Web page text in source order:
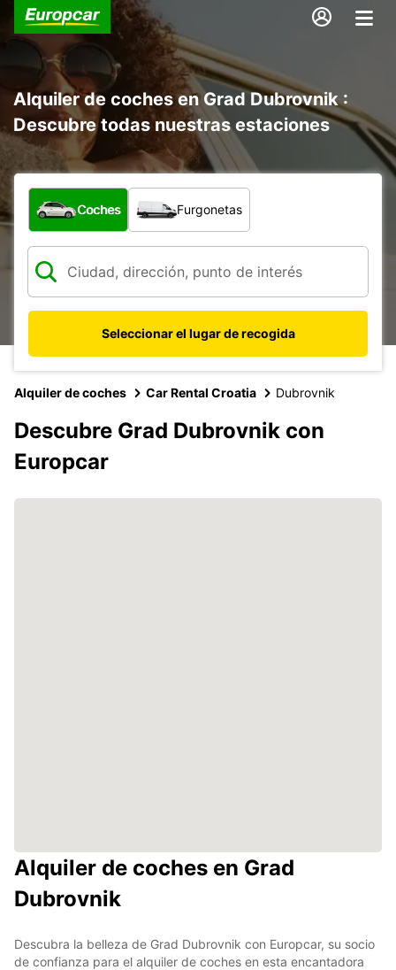
Alquiler de coches en Grad Dubrovnik :
Descubre todas nuestras estaciones
¿Qué tipo de vehículo?
Coches Furgonetas
Seleccionar el lugar de recogida
Alquiler de coches Car Rental Croatia Dubrovnik
Descubre Grad Dubrovnik con
Europcar
Alquiler de coches en Grad
Dubrovnik
Descubra la belleza de Grad Dubrovnik con Europcar, su socio
de confianza para el alquiler de coches en esta encantadora